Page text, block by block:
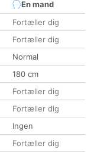
En mand
Fortæller dig
Fortæller dig
Normal
180 cm
Fortæller dig
Fortæller dig
Ingen
Fortæller dig